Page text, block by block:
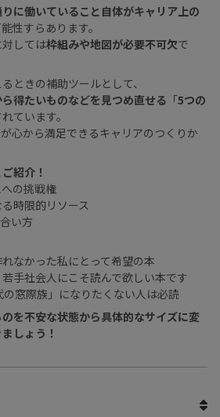
に働いていること自体がキャリア上の
性すらあります。
しては枠組みや地図が必要不可欠で
ときの補助ツールとして、
得たいものなどを見つめ直せる 「5つの
ています。
心から満足できるキャリアのつくりか
紹介！
の挑戦権
時限的リソース
い方
なかった私にとって希望の本
手社会人にこそ読んで欲しい本です
窓際族」になりたくない人は必読
を不安な状態から具体的なサイズに変
しょう！